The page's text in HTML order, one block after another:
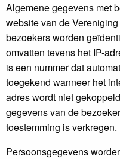
Algemene gegevens met
website van de
bezoekers worden
omvatten tevens het IP-
is een nummer dat
toegekend wanneer het
adres wordt niet
gegevens van de
toestemming is verkregen.
Persoonsgegevens